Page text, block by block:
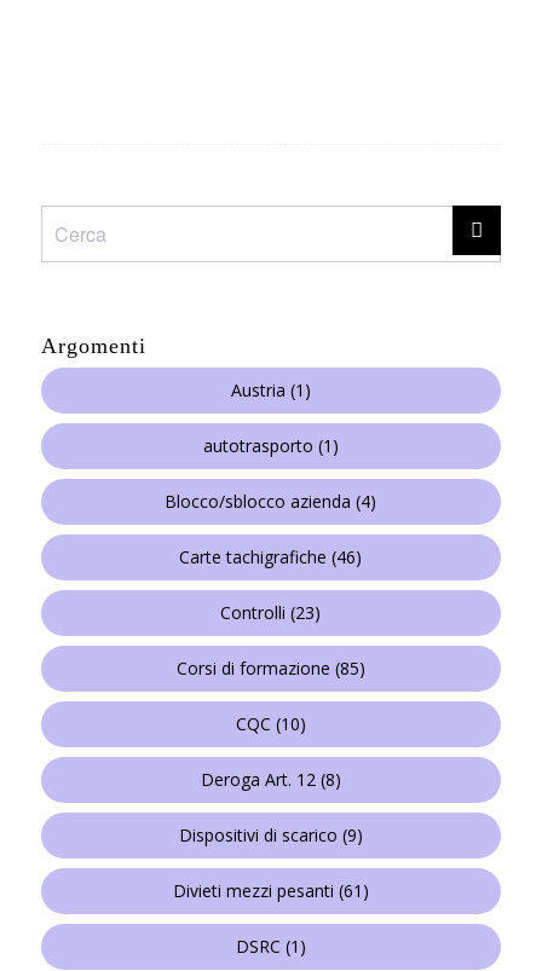
Argomenti
Austria (1)
autotrasporto (1)
Blocco/sblocco azienda (4)
Carte tachigrafiche (46)
Controlli (23)
Corsi di formazione (85)
CQC (10)
Deroga Art. 12(8)
Dispositivi di scarico (9)
Divieti mezzi pesanti (61)
DSRC (1)